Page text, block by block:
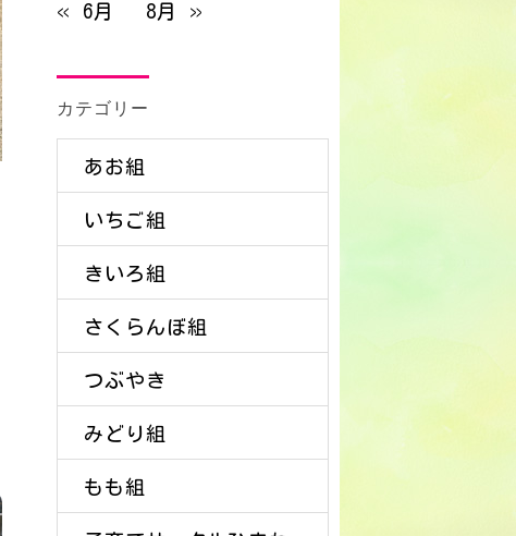
« 6月 8月 »
カテゴリー
あお組
いちご組
きいろ組
さくらんぼ組
つぶやき
みどり組
もも組